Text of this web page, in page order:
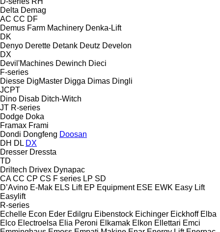
Delta Demag
AC CC DF
Demus Farm Machinery Denka-Lift
DK
Denyo Derette Detank Deutz Develon
DX
Devil'Machines Dewinch Dieci
F-series
Diesse DigMaster Digga Dimas Dingli
JCPT
Dino Disab Ditch-Witch
JT R-series
Dodge Doka
Framax Frami
Dondi Dongfeng Doosan
DH DL DX
Dresser Dressta
TD
Driltech Drivex Dynapac
CA CC CP CS F series LP SD
D’Avino E-Mak ELS Lift EP Equipment ESE EWK Easy Lift
Easylift
R-series
Echelle Econ Eder Edilgru Eibenstock Eichinger Eickhoff Elba
Elco Electroelsa Elia Peroni Elkamak Elkon Ellettari Emci